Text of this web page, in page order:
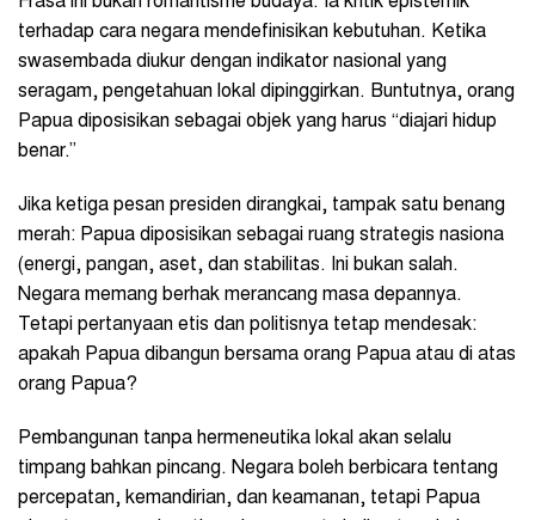
terhadap cara negara mendefinisikan kebutuhan. Ketika
swasembada diukur dengan indikator nasional yang
seragam, pengetahuan lokal dipinggirkan. Buntutnya, orang
Papua diposisikan sebagai objek yang harus “diajari hidup
benar.”
Jika ketiga pesan presiden dirangkai, tampak satu benang
merah: Papua diposisikan sebagai ruang strategis nasiona
(energi, pangan, aset, dan stabilitas. Ini bukan salah.
Negara memang berhak merancang masa depannya.
Tetapi pertanyaan etis dan politisnya tetap mendesak:
apakah Papua dibangun bersama orang Papua atau di atas
orang Papua?
Pembangunan tanpa hermeneutika lokal akan selalu
timpang bahkan pincang. Negara boleh berbicara tentang
percepatan, kemandirian, dan keamanan, tetapi Papua